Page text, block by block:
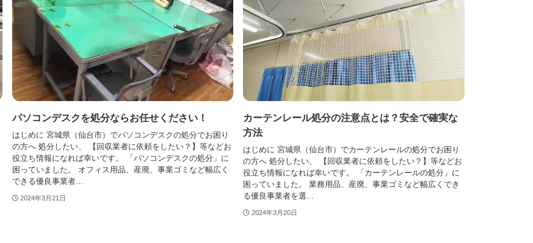
パソコンデスクを処分ならお任せください！
はじめに 宮城県（仙台市）でパソコンデスクの処分でお困り
の方へ 処分したい、 【回収業者に依頼をしたい？】等などお
役立ち情報になれば幸いです。 「パソコンデスクの処分」に
困っていました。 オフィス用品、産廃、事業ゴミなど幅広く
できる優良事業者...
2024年3月21日
カーテンレール処分の注意点とは？安全で確実な
方法
はじめに 宮城県（仙台市）でカーテンレールの処分でお困り
の方へ 処分したい、 【回収業者に依頼をしたい？】等などお
役立ち情報になれば幸いです。 「カーテンレールの処分」に
困っていました。 業務用品、産廃、事業ゴミなど幅広くでき
る優良事業者を選...
2024年3月20日